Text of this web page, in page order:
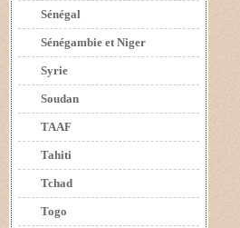
Sénégal
Sénégambie et Niger
Syrie
Soudan
TAAF
Tahiti
Tchad
Togo